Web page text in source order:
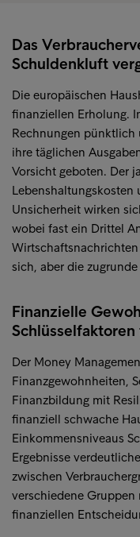
Das
Schuldenkluft
Die europäischen
finanziellen Erholung.
Rechnungen pünktlich
ihre täglichen
Vorsicht geboten. Der
Unsicherheit wirken
wobei fast ein Drittel
sich, aber die
Finanzielle
Der Money
Finanzgewohnheiten,
Finanzbildung mit
finanziell schwache
Einkommensniveaus
Ergebnisse
zwischen
verschiedene Gruppen
finanziellen